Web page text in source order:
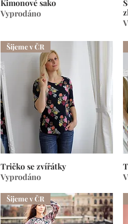
Rychlý náhled
Kimonové sako
Vyprodáno
Rychlý náhled
Šijeme v ČR
Tričko se zvířátky
Vyprodáno
Šijeme v ČR